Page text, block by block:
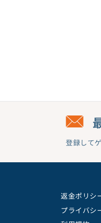
登録して
返金ポリシ
プライバシ